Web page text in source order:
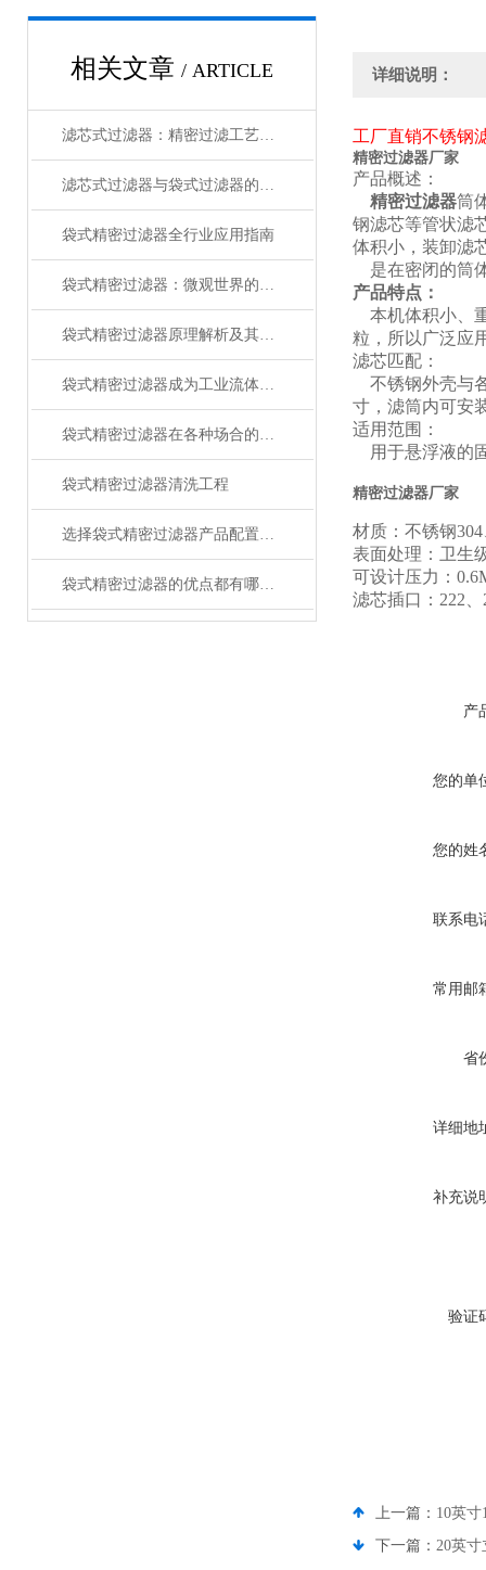
相关文章 / ARTICLE
滤芯式过滤器：精密过滤工艺的关键单元与品质屏障
滤芯式过滤器与袋式过滤器的区别
袋式精密过滤器全行业应用指南
袋式精密过滤器：微观世界的纯净守护者
袋式精密过滤器原理解析及其在工业过滤中的应用
袋式精密过滤器成为工业流体清洁的高效守护者
袋式精密过滤器在各种场合的应用能有多理想？你看了就知道
袋式精密过滤器清洗工程
选择袋式精密过滤器产品配置说明
袋式精密过滤器的优点都有哪些呢？
详细说明：
工厂直销不锈钢
精密过滤器厂家
产品概述：
精密过滤器筒
钢滤芯等管状滤
体积小，装卸滤
是在密闭的筒
产品特点：
本机体积小、
粒，所以广泛应
滤芯匹配：
不锈钢外壳与
寸，滤筒内可安
适用范围：
用于悬浮液的
精密过滤器厂家
材质：不锈钢
表面处理：卫生
可设计压力：
滤芯插口：222
产
您的单
您的姓
联系电
常用邮
省
详细地
补充说
验证
上一篇： 10英
下一篇： 20英